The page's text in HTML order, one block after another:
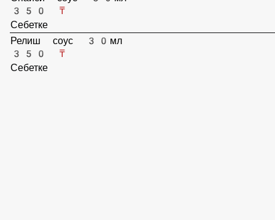
Себетке
Сметана соус 30мл
200 ₸
Себетке